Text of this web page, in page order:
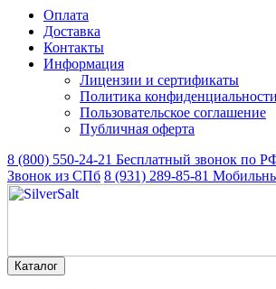
Оплата
Доставка
Контакты
Информация
Лицензии и сертификаты
Политика конфиденциальности
Пользовательское соглашение
Публичная оферта
8 (800) 550-24-21 Бесплатный звонок по
Звонок из СПб 8 (931) 289-85-81
Каталог